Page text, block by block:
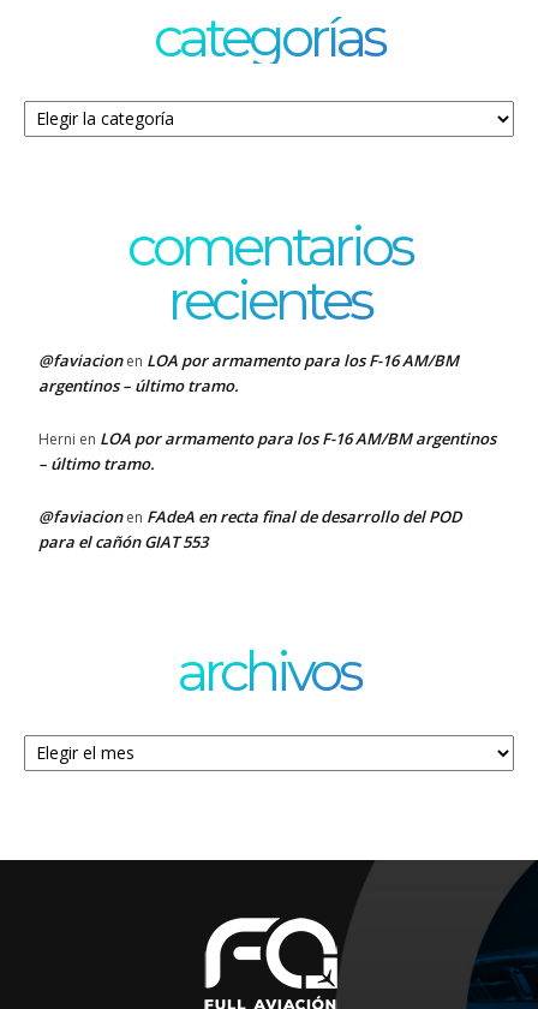
categorías
Categorías
comentarios
recientes
@faviacionen LOA por armamento para los F-16 AM/BM
argentinos – último tramo.
Herni en LOA por armamento para los F-16 AM/BM argentinos
– último tramo.
@faviacionen FAdeA en recta final de desarrollo del POD
para el cañón GIAT 553
archivos
Archivos